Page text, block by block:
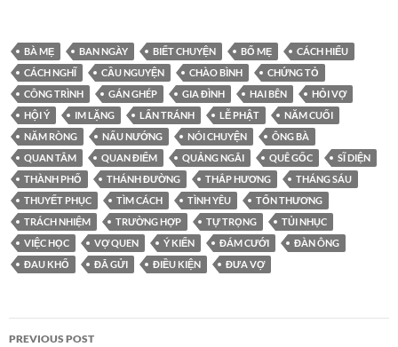
BÀ MẸ BAN NGÀY BIẾT CHUYỆN BỐ MẸ
CÁCH HIỂU
CÁCH NGHĨ
CẦU NGUYỆN CHÀO BÌNH
CHỨNG TỎ
CÔNG TRÌNH
GÁN GHÉP GIA ĐÌNH HAI BÊN
HỎI VỢ
HỘI Ý
IM LẶNG LẨN TRÁNH LỄ PHẬT
NĂM CUỐI
NĂM RÒNG
NẤU NƯỚNG NÓI CHUYỆN
ÔNG BÀ
QUAN TÂM
QUAN ĐIỂM QUẢNG NGÃI QUÊ GỐC
SĨ DIỆN
THÀNH PHỐ
THÁNH ĐƯỜNG THẮP HƯƠNG
THÁNG SÁU
THUYẾT PHỤC
TÌM CÁCH TÌNH YÊU
TỔN THƯƠNG
TRÁCH NHIỆM
TRƯỜNG HỢP TỰ TRỌNG
TỦI NHỤC
VIỆC HỌC
VỢ QUEN Ý KIẾN ĐÁM CƯỚI
ĐÀN ÔNG
ĐAU KHỔ
ĐÃ GỬI ĐIỀU KIỆN ĐƯA VỢ
Post
PREVIOUS POST